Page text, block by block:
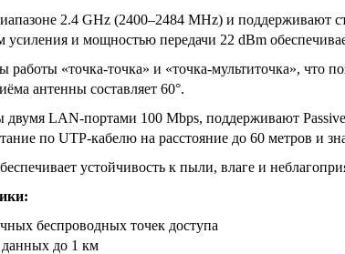
2.4 GHz (2400–2484 MHz) и поддерживают
и мощностью передачи 22 dBm
«точка-точка» и «точка-мультиточка», что
антенны составляет 60°.
LAN-портами 100 Mbps, поддерживают
по UTP-кабелю на расстояние до 60 метров и
устойчивость к пыли, влаге и
беспроводных точек доступа
данных до 1 км